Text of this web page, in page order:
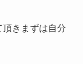
きまずは自分